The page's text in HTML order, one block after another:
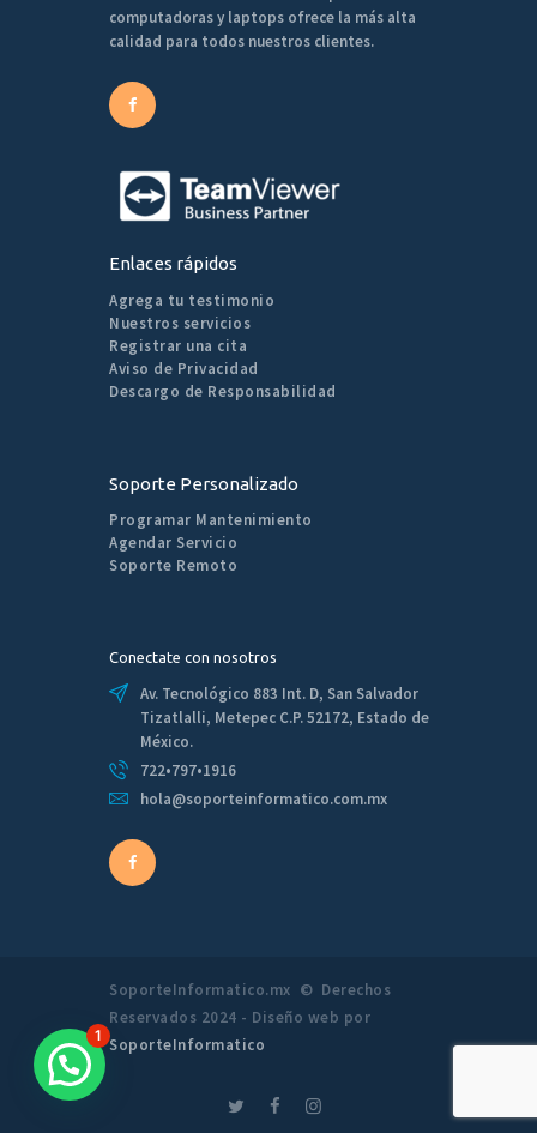
computadoras y laptops ofrece la más alta
calidad para todos nuestros clientes.
Enlaces rápidos
Agrega tu testimonio
Nuestros servicios
Registrar una cita
Aviso de Privacidad
Descargo de Responsabilidad
Soporte Personalizado
Programar Mantenimiento
Agendar Servicio
Soporte Remoto
Conectate con nosotros
Av. Tecnológico 883 Int. D, San Salvador
Tizatlalli, Metepec C.P. 52172, Estado de
México.
722•797•1916
hola@soporteinformatico.com.mx
SoporteInformatico.mx © Derechos
Reservados 2024 - Diseño web por
SoporteInformatico
1